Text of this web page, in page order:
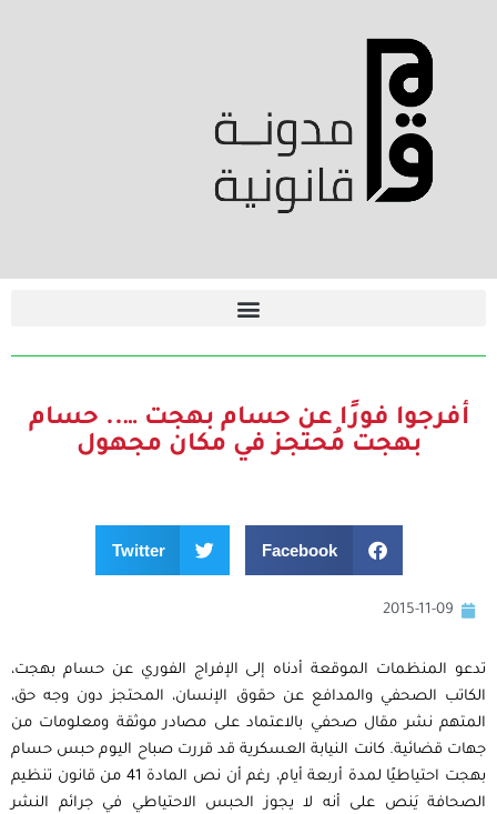
أفرجوا فورًا عن حسام بهجت ….. حسام
بهجت مُحتجز في مكان مجهول
Facebook
Twitter
2015-11-09
تدعو المنظمات الموقعة أدناه إلى الإفراج الفوري عن حسام بهجت،
الكاتب الصحفي والمدافع عن حقوق الإنسان، المحتجز دون وجه حق،
المتهم نشر مقال صحفي بالاعتماد على مصادر موثقة ومعلومات من
جهات قضائية. كانت النيابة العسكرية قد قررت صباح اليوم حبس حسام
بهجت احتياطيًا لمدة أربعة أيام، رغم أن نص المادة 41 من قانون تنظيم
الصحافة يَنص على أنه لا يجوز الحبس الاحتياطي في جرائم النشر